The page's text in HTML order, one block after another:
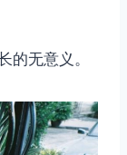
的无意义。